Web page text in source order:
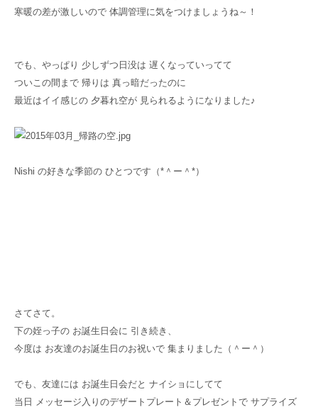
寒暖の差が激しいので 体調管理に気をつけましょうね～！
でも、やっぱり 少しずつ日没は 遅くなっていってて
ついこの間まで 帰りは 真っ暗だったのに
最近はイイ感じの 夕暮れ空が 見られるようになりました♪
Nishi の好きな季節の ひとつです（*＾ー＾*）
さてさて。
下の姪っ子の お誕生日会に 引き続き、
今度は お友達のお誕生日のお祝いで 集まりました（＾ー＾）
でも、友達には お誕生日会だと ナイショにしてて
当日 メッセージ入りのデザートプレート＆プレゼントで サプライズ